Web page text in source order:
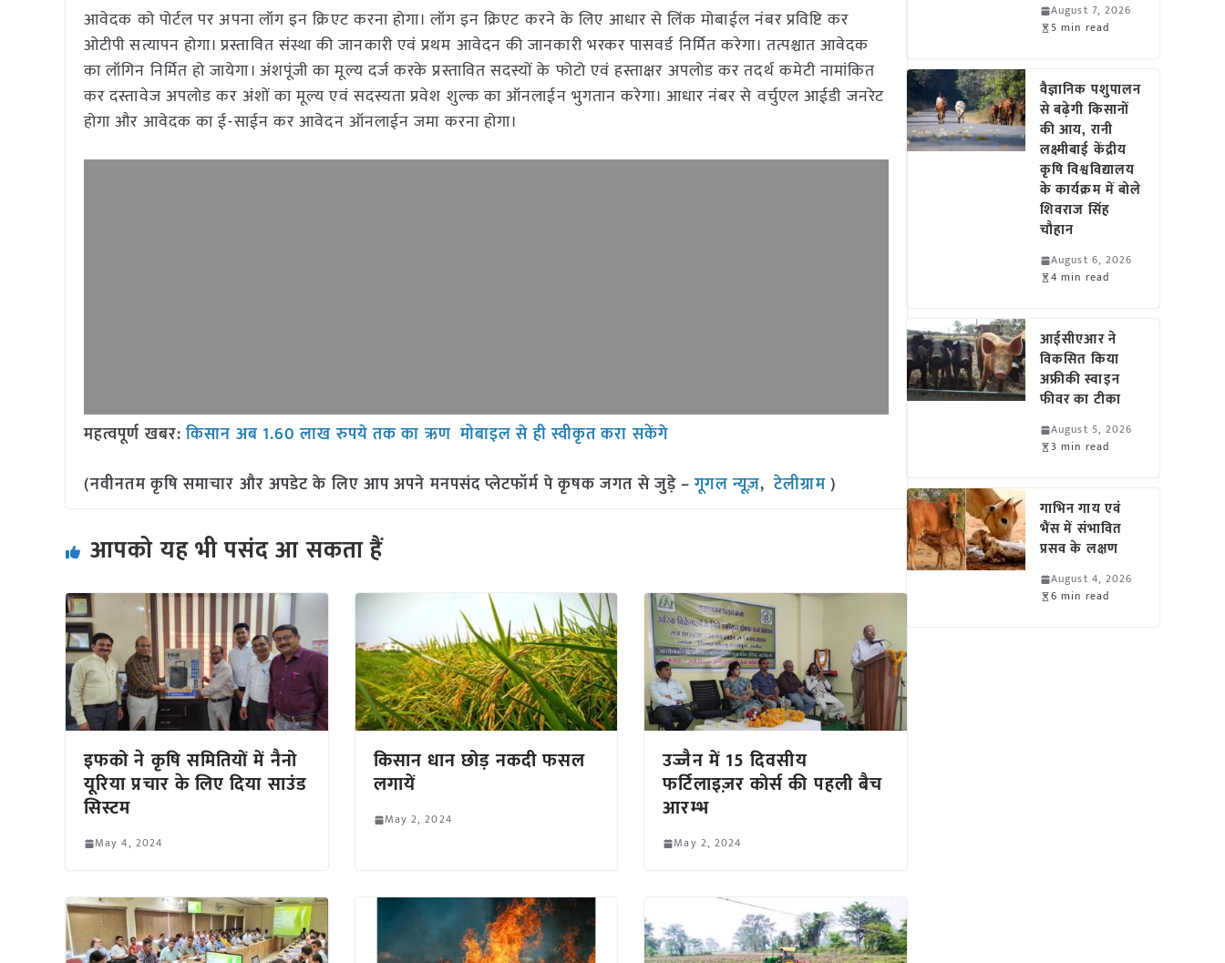
आवेदक को पोर्टल पर अपना लॉग इन क्रिएट करना होगा। लॉग इन क्रिएट करने के लिए आधार से लिंक मोबाईल नंबर प्रविष्टि कर
ओटीपी सत्यापन होगा। प्रस्तावित संस्था की जानकारी एवं प्रथम आवेदन की जानकारी भरकर पासवर्ड निर्मित करेगा। तत्पश्चात आवेदक
का लॉगिन निर्मित हो जायेगा। अंशपूंजी का मूल्य दर्ज करके प्रस्तावित सदस्यों के फोटो एवं हस्ताक्षर अपलोड कर तदर्थ कमेटी नामांकित
कर दस्तावेज अपलोड कर अंशों का मूल्य एवं सदस्यता प्रवेश शुल्क का ऑनलाईन भुगतान करेगा। आधार नंबर से वर्चुएल आईडी जनरेट
होगा और आवेदक का ई-साईन कर आवेदन ऑनलाईन जमा करना होगा।
महत्वपूर्ण खबर:किसान अब 1.60 लाख रुपये तक का ऋण मोबाइल से ही स्वीकृत करा सकेंगे
(नवीनतम कृषि समाचार और अपडेट के लिए आप अपने मनपसंद प्लेटफॉर्म पे कृषक जगत से जुड़े –गूगल न्यूज़,टेलीग्राम)
आपको यह भी पसंद आ सकता हैं
इफको ने कृषि समितियों में नैनो
यूरिया प्रचार के लिए दिया साउंड
सिस्टम
May 4, 2024
किसान धान छोड़ नकदी फसल
लगायें
May 2, 2024
उज्जैन में 15 दिवसीय
फर्टिलाइज़र कोर्स की पहली बैच
आरम्भ
May 2, 2024
August 7, 2026
5 min read
वैज्ञानिक पशुपालन
से बढ़ेगी किसानों
की आय, रानी
लक्ष्मीबाई केंद्रीय
कृषि विश्वविद्यालय
के कार्यक्रम में बोले
शिवराज सिंह
चौहान
August 6, 2026
4 min read
आईसीएआर ने
विकसित किया
अफ्रीकी स्वाइन
फीवर का टीका
August 5, 2026
3 min read
गाभिन गाय एवं
भैंस में संभावित
प्रसव के लक्षण
August 4, 2026
6 min read